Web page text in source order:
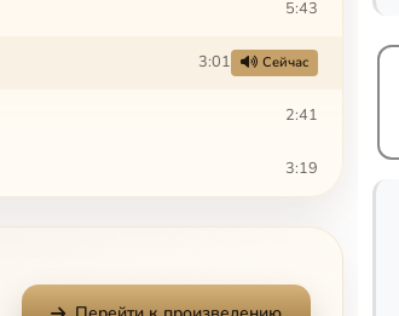
5:43
3:01 Сейчас
2:41
3:19